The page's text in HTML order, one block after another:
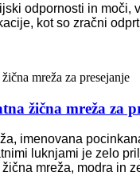
odpornosti in moči,
kot so zračni
žična mreža za
imenovana
luknjami je zelo
mreža, modra in